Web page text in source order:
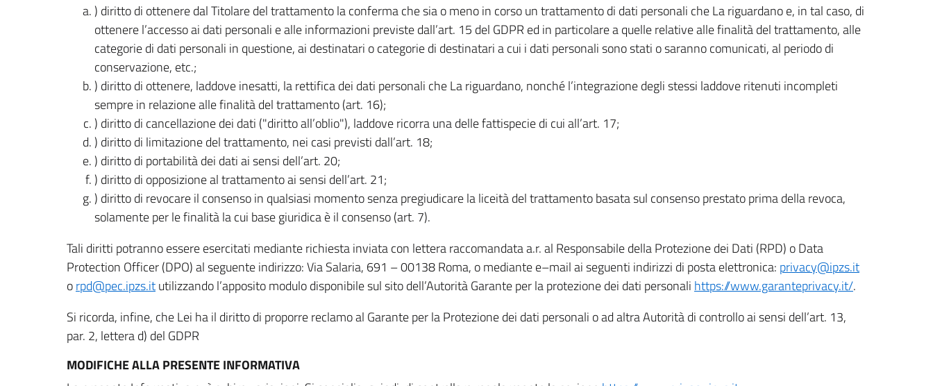
) diritto di ottenere dal Titolare del trattamento la conferma che sia o meno in corso un trattamento di dati personali che La riguardano e, in tal caso, di
ottenere l’accesso ai dati personali e alle informazioni previste dall’art. 15 del GDPR ed in particolare a quelle relative alle finalità del trattamento, alle
categorie di dati personali in questione, ai destinatari o categorie di destinatari a cui i dati personali sono stati o saranno comunicati, al periodo di
conservazione, etc.;
) diritto di ottenere, laddove inesatti, la rettifica dei dati personali che La riguardano, nonché l’integrazione degli stessi laddove ritenuti incompleti
sempre in relazione alle finalità del trattamento (art. 16);
) diritto di cancellazione dei dati ("diritto all’oblio"), laddove ricorra una delle fattispecie di cui all’art. 17;
) diritto di limitazione del trattamento, nei casi previsti dall’art. 18;
) diritto di portabilità dei dati ai sensi dell’art. 20;
) diritto di opposizione al trattamento ai sensi dell’art. 21;
) diritto di revocare il consenso in qualsiasi momento senza pregiudicare la liceità del trattamento basata sul consenso prestato prima della revoca,
solamente per le finalità la cui base giuridica è il consenso (art. 7).
Tali diritti potranno essere esercitati mediante richiesta inviata con lettera raccomandata a.r. al Responsabile della Protezione dei Dati (RPD) o Data
Protection Officer (DPO) al seguente indirizzo: Via Salaria, 691 – 00138 Roma, o mediante e–mail ai seguenti indirizzi di posta elettronica: privacy@ipzs.it
orpd@pec.ipzs.itutilizzando l’apposito modulo disponibile sul sito dell’Autorità Garante per la protezione dei dati personali https://www.garanteprivacy.it/.
Si ricorda, infine, che Lei ha il diritto di proporre reclamo al Garante per la Protezione dei dati personali o ad altra Autorità di controllo ai sensi dell’art. 13,
par. 2, lettera d) del GDPR
MODIFICHE ALLA PRESENTE INFORMATIVA